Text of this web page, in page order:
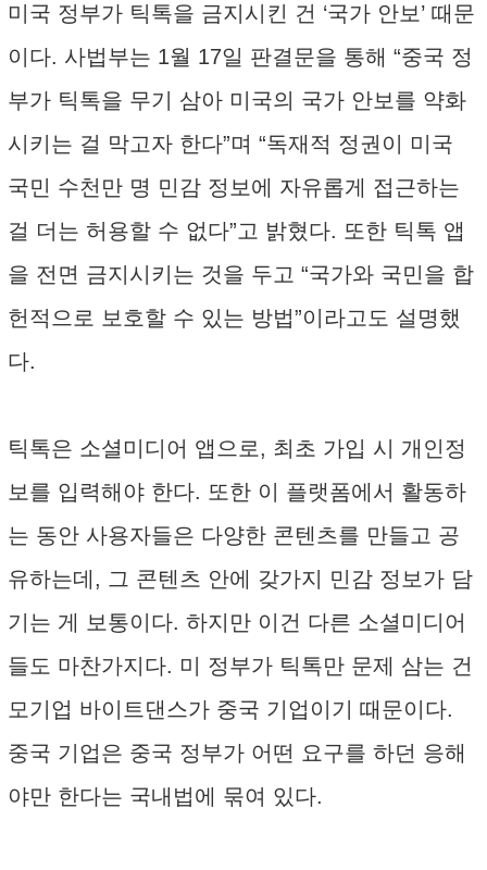
미국 정부가 틱톡을 금지시킨 건 ‘국가 안보’ 때문
이다. 사법부는 1월 17일 판결문을 통해 “중국 정
부가 틱톡을 무기 삼아 미국의 국가 안보를 약화
시키는 걸 막고자 한다”며 “독재적 정권이 미국
국민 수천만 명 민감 정보에 자유롭게 접근하는
걸 더는 허용할 수 없다”고 밝혔다. 또한 틱톡 앱
을 전면 금지시키는 것을 두고 “국가와 국민을 합
헌적으로 보호할 수 있는 방법”이라고도 설명했
다.
틱톡은 소셜미디어 앱으로, 최초 가입 시 개인정
보를 입력해야 한다. 또한 이 플랫폼에서 활동하
는 동안 사용자들은 다양한 콘텐츠를 만들고 공
유하는데, 그 콘텐츠 안에 갖가지 민감 정보가 담
기는 게 보통이다. 하지만 이건 다른 소셜미디어
들도 마찬가지다. 미 정부가 틱톡만 문제 삼는 건
모기업 바이트댄스가 중국 기업이기 때문이다.
중국 기업은 중국 정부가 어떤 요구를 하던 응해
야만 한다는 국내법에 묶여 있다.